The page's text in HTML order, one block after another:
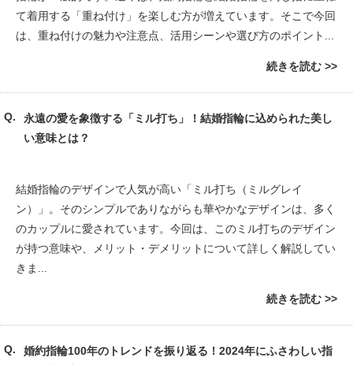
て着用する「重ね付け」を楽しむ方が増えています。そこで今回
は、重ね付けの魅力や注意点、活用シーンや選び方のポイント...
続きを読む
永遠の愛を象徴する「ミル打ち」！結婚指輪に込められた美し
い意味とは？
結婚指輪のデザインで人気が高い「ミル打ち（ミルグレイ
ン）」。そのシンプルでありながらも華やかなデザインは、多く
のカップルに愛されています。今回は、このミル打ちのデザイン
が持つ意味や、メリット・デメリットについて詳しく解説してい
きま...
続きを読む
婚約指輪100年のトレンドを振り返る！2024年にふさわしい指